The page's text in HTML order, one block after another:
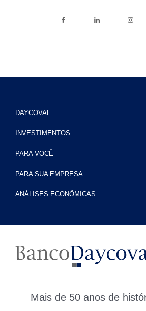
DAYCOVAL
INVESTIMENTOS
PARA VOCÊ
PARA SUA EMPRESA
ANÁLISES ECONÔMICAS
Mais de 50 anos de